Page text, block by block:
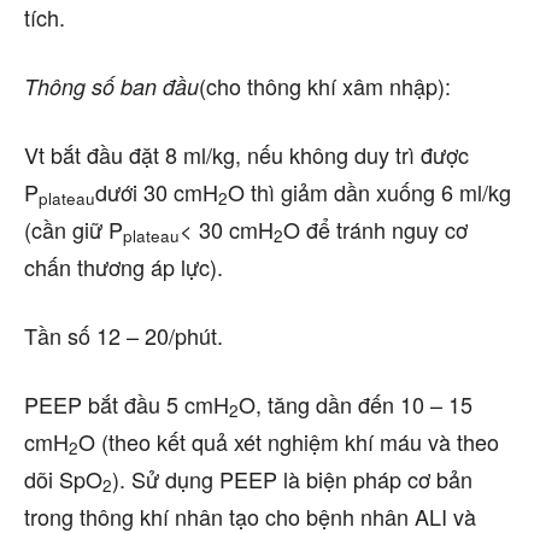
tích.
Thông số ban đầu(cho thông khí xâm nhập):
Vt bắt đầu đặt 8 ml/kg, nếu không duy trì được
Pplateaudưới 30 cmH2O thì giảm dần xuống 6 ml/kg
(cần giữ Pplateau< 30 cmH2O để tránh nguy cơ
chấn thương áp lực).
Tần số 12 – 20/phút.
PEEP bắt đầu 5 cmH2O, tăng dần đến 10 – 15
cmH2O (theo kết quả xét nghiệm khí máu và theo
dõi SpO2). Sử dụng PEEP là biện pháp cơ bản
trong thông khí nhân tạo cho bệnh nhân ALI và